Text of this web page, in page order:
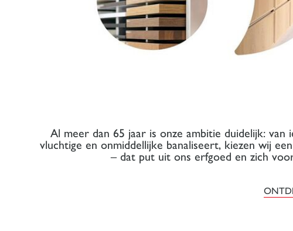
Al meer dan 65 jaar is onze ambitie duidelijk:
vluchtige en onmiddellijke banaliseert, kiezen wij
– dat put uit ons erfgoed en zich